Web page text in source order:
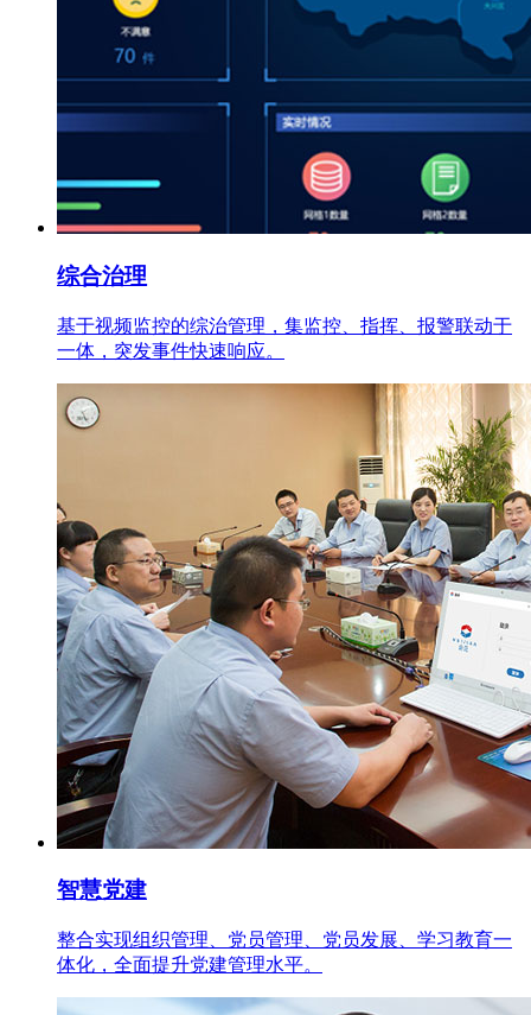
综合治理
基于视频监控的综治管理，集监控、指挥、报警联动于
一体，突发事件快速响应。
智慧党建
整合实现组织管理、党员管理、党员发展、学习教育一
体化，全面提升党建管理水平。